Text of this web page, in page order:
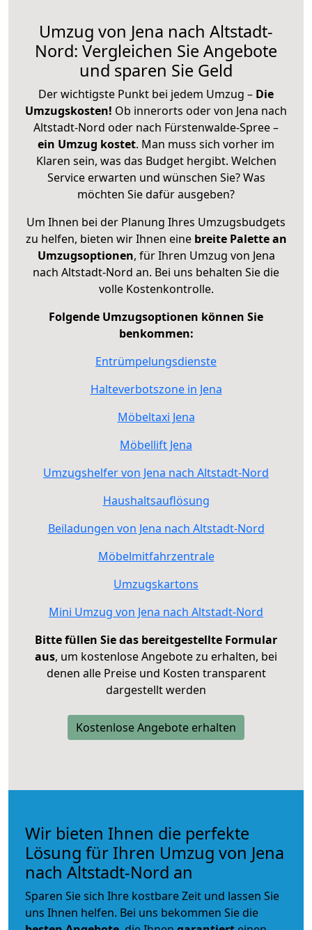
Umzug von Jena nach Altstadt-
Nord: Vergleichen Sie Angebote
und sparen Sie Geld
Der wichtigste Punkt bei jedem Umzug – Die
Umzugskosten! Ob innerorts oder von Jena nach
Altstadt-Nord oder nach Fürstenwalde-Spree –
ein Umzug kostet. Man muss sich vorher im
Klaren sein, was das Budget hergibt. Welchen
Service erwarten und wünschen Sie? Was
möchten Sie dafür ausgeben?
Um Ihnen bei der Planung Ihres Umzugsbudgets
zu helfen, bieten wir Ihnen eine breite Palette an
Umzugsoptionen, für Ihren Umzug von Jena
nach Altstadt-Nord an. Bei uns behalten Sie die
volle Kostenkontrolle.
Folgende Umzugsoptionen können Sie
benkommen:
Entrümpelungsdienste
Halteverbotszone in Jena
Möbeltaxi Jena
Möbellift Jena
Umzugshelfer von Jena nach Altstadt-Nord
Haushaltsauflösung
Beiladungen von Jena nach Altstadt-Nord
Möbelmitfahrzentrale
Umzugskartons
Mini Umzug von Jena nach Altstadt-Nord
Bitte füllen Sie das bereitgestellte Formular
aus, um kostenlose Angebote zu erhalten, bei
denen alle Preise und Kosten transparent
dargestellt werden
Kostenlose Angebote erhalten
Wir bieten Ihnen die perfekte
Lösung für Ihren Umzug von Jena
nach Altstadt-Nord an
Sparen Sie sich Ihre kostbare Zeit und lassen Sie
uns Ihnen helfen. Bei uns bekommen Sie die